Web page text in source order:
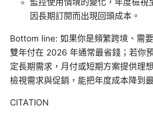
監控使用情境的變化，年度檢視
因長期訂閱而出現回頭成本。
Bottom line: 如果你是頻繁跨境、需
雙年付在 2026 年通常最省錢；若你
定長期需求，月付或短期方案提供理
檢視需求與促銷，能把年度成本降到
CITATION